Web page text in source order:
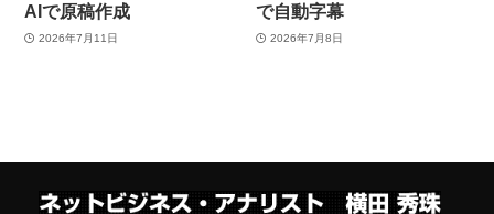
AIで原稿作成
2026年7月11日
で自動字幕
2026年7月8日